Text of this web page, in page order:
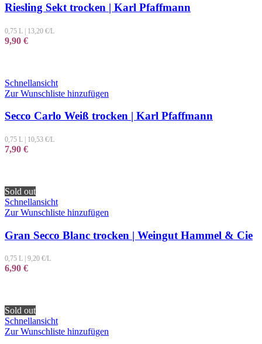
Riesling Sekt trocken | Karl Pfaffmann
0,75 L | 13,20 €/L
9,90 €
Schnellansicht
Zur Wunschliste hinzufügen
Secco Carlo Weiß trocken | Karl Pfaffmann
0,75 L 10,53 €/L
7,90 €
Sold out
Schnellansicht
Zur Wunschliste hinzufügen
Gran Secco Blanc trocken | Weingut Hammel & Cie
0,75 L 9,20 €/L
6,90 €
Sold out
Schnellansicht
Zur Wunschliste hinzufügen